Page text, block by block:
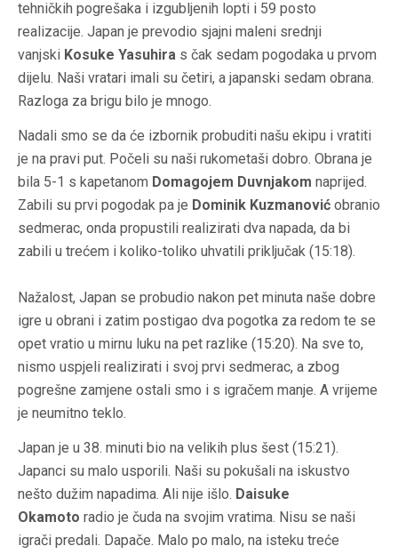
tehničkih pogrešaka i izgubljenih lopti i 59 posto
realizacije. Japan je prevodio sjajni maleni srednji
vanjski Kosuke Yasuhira s čak sedam pogodaka u prvom
dijelu. Naši vratari imali su četiri, a japanski sedam obrana.
Razloga za brigu bilo je mnogo.
Nadali smo se da će izbornik probuditi našu ekipu i vratiti
je na pravi put. Počeli su naši rukometaši dobro. Obrana je
bila 5-1 s kapetanom Domagojem Duvnjakom naprijed.
Zabili su prvi pogodak pa je Dominik Kuzmanović obranio
sedmerac, onda propustili realizirati dva napada, da bi
zabili u trećem i koliko-toliko uhvatili priključak (15:18).
Nažalost, Japan se probudio nakon pet minuta naše dobre
igre u obrani i zatim postigao dva pogotka za redom te se
opet vratio u mirnu luku na pet razlike (15:20). Na sve to,
nismo uspjeli realizirati i svoj prvi sedmerac, a zbog
pogrešne zamjene ostali smo i s igračem manje. A vrijeme
je neumitno teklo.
Japan je u 38. minuti bio na velikih plus šest (15:21).
Japanci su malo usporili. Naši su pokušali na iskustvo
nešto dužim napadima. Ali nije išlo. Daisuke
Okamoto radio je čuda na svojim vratima. Nisu se naši
igrači predali. Dapače. Malo po malo, na isteku treće